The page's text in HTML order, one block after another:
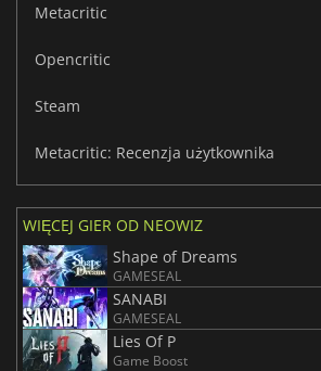
Metacritic
Opencritic
Steam
Metacritic: Recenzja użytkownika
WIĘCEJ GIER OD NEOWIZ
Shape of Dreams
GAMESEAL
SANABI
GAMESEAL
Lies Of P
Game Boost